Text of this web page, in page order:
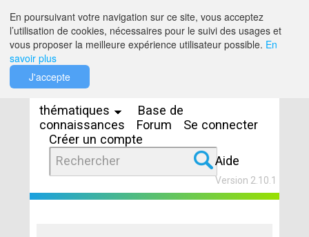
thématiques
Base de
connaissances
Forum
Se connecter
Créer un compte
Aide
Version 2.10.1
En poursuivant votre navigation sur ce site, vous acceptez
l’utilisation de cookies, nécessaires pour le suivi des usages et
vous proposer la meilleure expérience utilisateur possible. En
savoir plus
J'accepte